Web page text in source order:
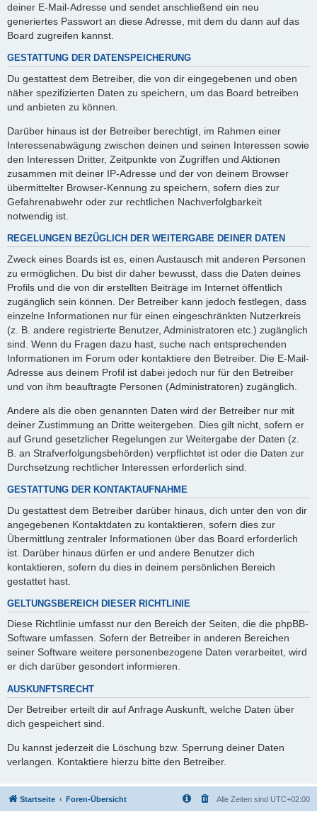
deiner E-Mail-Adresse und sendet anschließend ein neu
generiertes Passwort an diese Adresse, mit dem du dann auf das
Board zugreifen kannst.
GESTATTUNG DER DATENSPEICHERUNG
Du gestattest dem Betreiber, die von dir eingegebenen und oben
näher spezifizierten Daten zu speichern, um das Board betreiben
und anbieten zu können.
Darüber hinaus ist der Betreiber berechtigt, im Rahmen einer
Interessenabwägung zwischen deinen und seinen Interessen sowie
den Interessen Dritter, Zeitpunkte von Zugriffen und Aktionen
zusammen mit deiner IP-Adresse und der von deinem Browser
übermittelter Browser-Kennung zu speichern, sofern dies zur
Gefahrenabwehr oder zur rechtlichen Nachverfolgbarkeit
notwendig ist.
REGELUNGEN BEZÜGLICH DER WEITERGABE DEINER DATEN
Zweck eines Boards ist es, einen Austausch mit anderen Personen
zu ermöglichen. Du bist dir daher bewusst, dass die Daten deines
Profils und die von dir erstellten Beiträge im Internet öffentlich
zugänglich sein können. Der Betreiber kann jedoch festlegen, dass
einzelne Informationen nur für einen eingeschränkten Nutzerkreis
(z. B. andere registrierte Benutzer, Administratoren etc.) zugänglich
sind. Wenn du Fragen dazu hast, suche nach entsprechenden
Informationen im Forum oder kontaktiere den Betreiber. Die E-Mail-
Adresse aus deinem Profil ist dabei jedoch nur für den Betreiber
und von ihm beauftragte Personen (Administratoren) zugänglich.
Andere als die oben genannten Daten wird der Betreiber nur mit
deiner Zustimmung an Dritte weitergeben. Dies gilt nicht, sofern er
auf Grund gesetzlicher Regelungen zur Weitergabe der Daten (z.
B. an Strafverfolgungsbehörden) verpflichtet ist oder die Daten zur
Durchsetzung rechtlicher Interessen erforderlich sind.
GESTATTUNG DER KONTAKTAUFNAHME
Du gestattest dem Betreiber darüber hinaus, dich unter den von dir
angegebenen Kontaktdaten zu kontaktieren, sofern dies zur
Übermittlung zentraler Informationen über das Board erforderlich
ist. Darüber hinaus dürfen er und andere Benutzer dich
kontaktieren, sofern du dies in deinem persönlichen Bereich
gestattet hast.
GELTUNGSBEREICH DIESER RICHTLINIE
Diese Richtlinie umfasst nur den Bereich der Seiten, die die phpBB-
Software umfassen. Sofern der Betreiber in anderen Bereichen
seiner Software weitere personenbezogene Daten verarbeitet, wird
er dich darüber gesondert informieren.
AUSKUNFTSRECHT
Der Betreiber erteilt dir auf Anfrage Auskunft, welche Daten über
dich gespeichert sind.
Du kannst jederzeit die Löschung bzw. Sperrung deiner Daten
verlangen. Kontaktiere hierzu bitte den Betreiber.
Startseite Foren-Übersicht Alle Zeiten sind UTC+02:00